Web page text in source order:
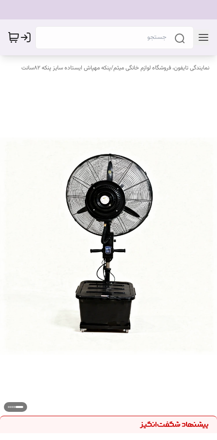
نمایندگی تایفون، فروشگاه لوازم خانگی میثم/پنکه مهپاش ایستاده سایز پنکه ۸۲سانت